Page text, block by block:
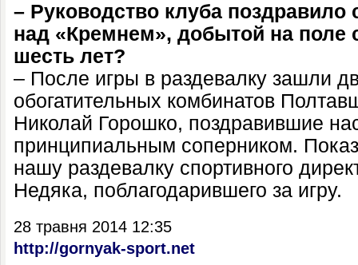
– Руководство клуба поздравило
над «Кремнем», добытой на поле
шесть лет?
– После игры в раздевалку зашли
обогатительных комбинатов
Николай Горошко, поздравившие
принципиальным соперником.
нашу раздевалку спортивного
Недяка, поблагодарившего за игру.
28 травня 2014 12:35
http://gornyak-sport.net